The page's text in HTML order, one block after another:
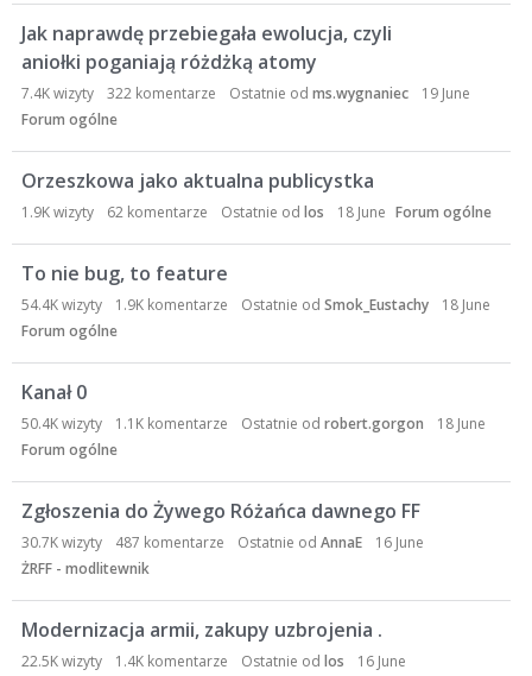
Jak naprawdę przebiegała ewolucja, czyli
aniołki poganiają różdżką atomy
7.4Kwizyty 322 komentarze Ostatnie od ms.wygnaniec
19 June
Forum ogólne
Orzeszkowa jako aktualna publicystka
1.9Kwizyty 62 komentarze Ostatnie od los 18 June Forum ogólne
To nie bug, to feature
54.4Kwizyty 1.9K komentarze Ostatnie od Smok_Eustachy
18 June
Forum ogólne
Kanał 0
50.4Kwizyty 1.1K komentarze Ostatnie od robert.gorgon
18 June
Forum ogólne
Zgłoszenia do Żywego Różańca dawnego FF
30.7Kwizyty 487 komentarze Ostatnie od AnnaE
16 June
ŻRFF - modlitewnik
Modernizacja armii, zakupy uzbrojenia .
22.5Kwizyty 1.4K komentarze Ostatnie od los
16 June